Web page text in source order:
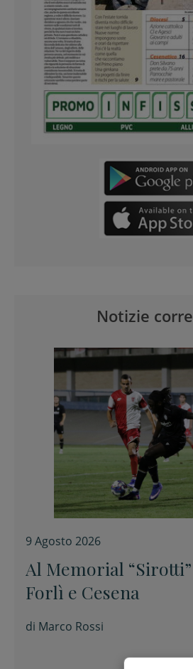
Notizie
9 Agosto 2026
Al Memorial
Forlì e Cesena
di Marco Rossi